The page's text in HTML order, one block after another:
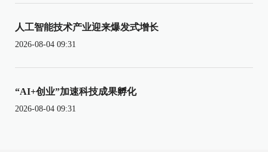
人工智能技术产业迎来爆发式增长
2026-08-04 09:31
“AI+创业”加速科技成果孵化
2026-08-04 09:31